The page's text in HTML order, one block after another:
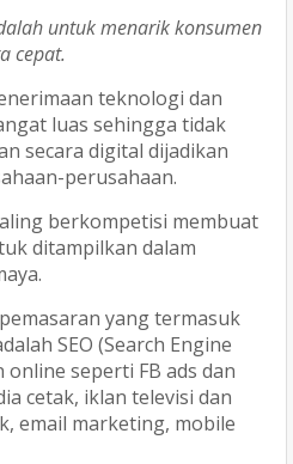
untuk menarik konsumen
cepat.
teknologi dan
luas sehingga tidak
secara digital dijadikan
perusahaan.
berkompetisi membuat
ditampilkan dalam
yang termasuk
SEO (Search Engine
seperti FB ads dan
cetak, iklan televisi dan
email marketing, mobile